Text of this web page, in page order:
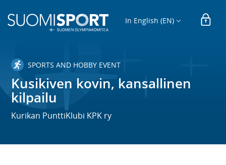
In English (EN)
SPORTS AND HOBBY EVENT
Kusikiven kovin, kansallinen
kilpailu
Kurikan PunttiKlubi KPK ry